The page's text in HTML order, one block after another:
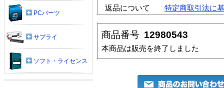
返品について
特定商取引法に
商品番号 12980543
本商品は販売を終了しました
PCパーツ
サプライ
ソフト・ライセンス